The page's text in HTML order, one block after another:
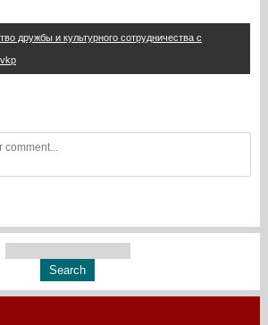
дружбы и культурного сотрудничества с